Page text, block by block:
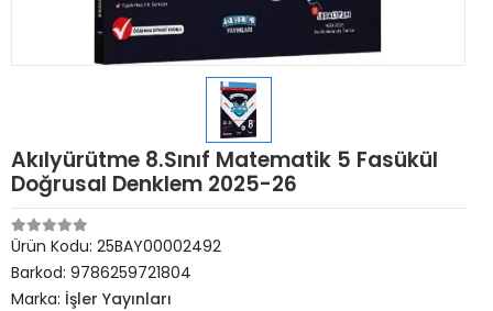
Akılyürütme 8.Sınıf Matematik 5 Fasükül
Doğrusal Denklem 2025-26
Ürün Kodu: 25BAY00002492
Barkod: 9786259721804
Marka: İşler Yayınları